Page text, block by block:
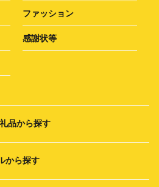
ファッション
感謝状等
品から探す
から探す